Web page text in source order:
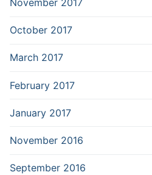
November 2017
October 2017
March 2017
February 2017
January 2017
November 2016
September 2016